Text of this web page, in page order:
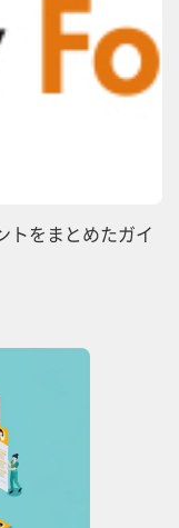
トをまとめたガイ